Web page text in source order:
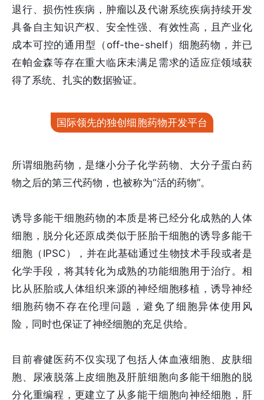
退行、损伤性疾病，肿瘤以及代谢系统疾病持续开发
具备自主知识产权、安全性强、有效性高，且产业化
成本可控的通用型（off-the-shelf）细胞药物，并已
在帕金森等存在重大临床未满足需求的适应症领域获
得了系统、扎实的数据验证。
国际领先的独创细胞药物开发平台
所谓细胞药物，是继小分子化学药物、大分子蛋白药
物之后的第三代药物，也被称为“活的药物”。
诱导多能干细胞药物的本质是将已经分化成熟的人体
细胞，脱分化还原成类似于胚胎干细胞的诱导多能干
细胞（IPSC），并在此基础通过生物技术手段或者是
化学手段，将其转化为成熟的功能细胞用于治疗。相
比从胚胎或人体组织来源的神经细胞移植，诱导神经
细胞药物不存在伦理问题，避免了细胞异体使用风
险，同时也保证了神经细胞的充足供给。
目前睿健医药不仅实现了包括人体血液细胞、皮肤细
胞、尿液脱落上皮细胞及肝脏细胞向多能干细胞的脱
分化重编程，更建立了从多能干细胞向神经细胞，肝